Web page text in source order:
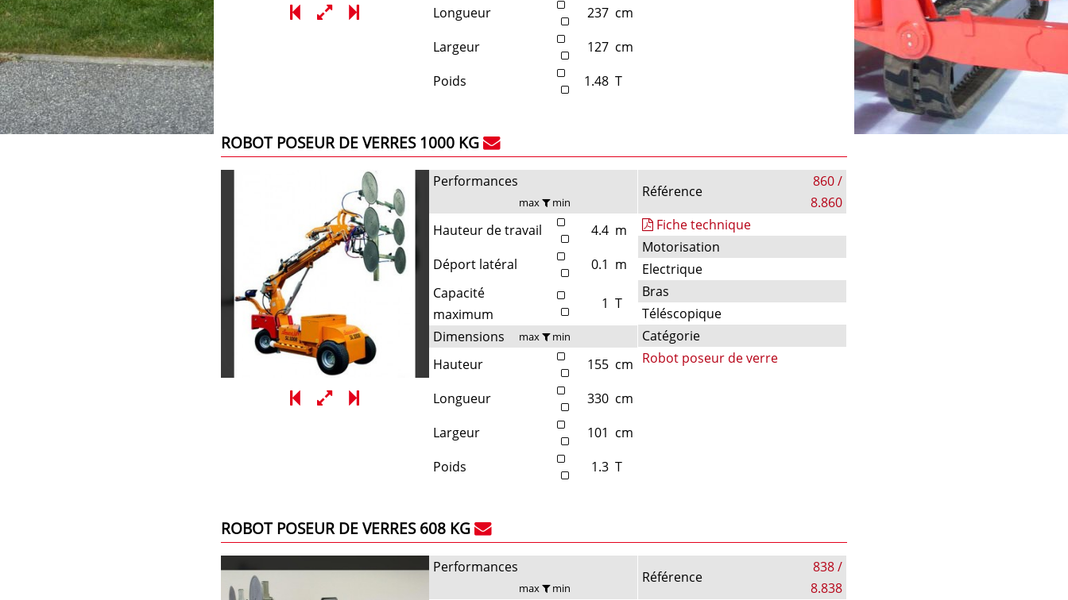
Longueur
237 cm
Largeur
127 cm
Poids
1.48 T
ROBOT POSEUR DE VERRES 1000 KG
Performances
max min
Hauteur de travail 4.4 m
Déport latéral
0.1 m
Capacité
maximum
1 T
Dimensions
max min
Hauteur 155 cm
Longueur
330 cm
Largeur
101 cm
Poids
1.3 T
Référence
860 /
8.860
Fiche technique
Motorisation
Electrique
Bras
Téléscopique
Catégorie
Robot poseur de verre
ROBOT POSEUR DE VERRES 608 KG
Performances
max min
Référence
838 /
8.838